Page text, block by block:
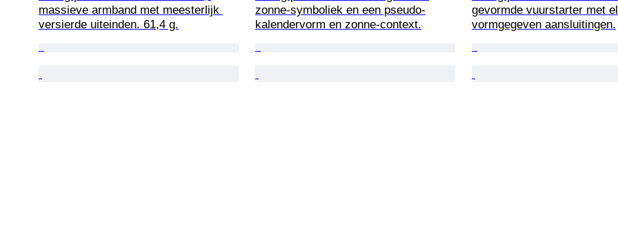
massieve armband met meesterlijk
versierde uiteinden. 61,4 g.
zonne-symboliek en een pseudo-
kalendervorm en zonne-context.
gevormde vuurstarter met
vormgegeven aansluitingen.